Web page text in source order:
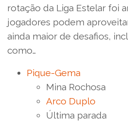
rotação da Liga Estelar foi
jogadores podem
ainda maior de desafios,
como…
Pique-Gema
Mina Rochosa
Arco Duplo
Última parada